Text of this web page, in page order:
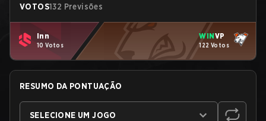
VOTOS132 Previsões
Inn
10 Votos
WINVP
122 Votos
RESUMO DA PONTUAÇÃO
SELECIONE UM JOGO